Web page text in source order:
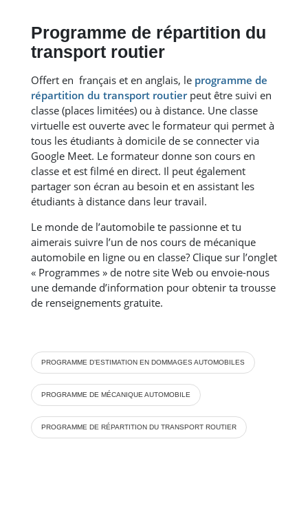
Programme de répartition du
transport routier
Offert en français et en anglais, le programme de
répartition du transport routierpeut être suivi en
classe (places limitées) ou à distance. Une classe
virtuelle est ouverte avec le formateur qui permet à
tous les étudiants à domicile de se connecter via
Google Meet. Le formateur donne son cours en
classe et est filmé en direct. Il peut également
partager son écran au besoin et en assistant les
étudiants à distance dans leur travail.
Le monde de l’automobile te passionne et tu
aimerais suivre l’un de nos cours de mécanique
automobile en ligne ou en classe? Clique sur l’onglet
« Programmes » de notre site Web ou envoie-nous
une demande d’information pour obtenir ta trousse
de renseignements gratuite.
PROGRAMME D’ESTIMATION EN DOMMAGES AUTOMOBILES
PROGRAMME DE MÉCANIQUE AUTOMOBILE
PROGRAMME DE RÉPARTITION DU TRANSPORT ROUTIER